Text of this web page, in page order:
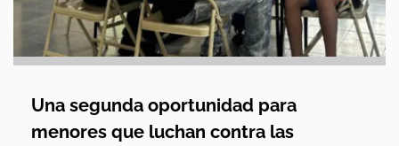
Una segunda oportunidad para
menores que luchan contra las